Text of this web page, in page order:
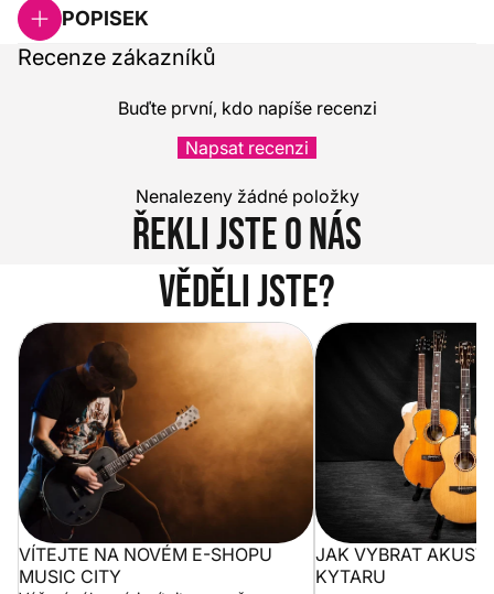
POPISEK
Recenze zákazníků
Buďte první, kdo napíše recenzi
Napsat recenzi
Nenalezeny žádné položky
Řekli jste o nás
Věděli jste?
Vítejte na novém e-shopu Music
City
VÍTEJTE NA NOVÉM E-SHOPU
MUSIC CITY
Jak vybrat
JAK VYBRAT
KYTARU